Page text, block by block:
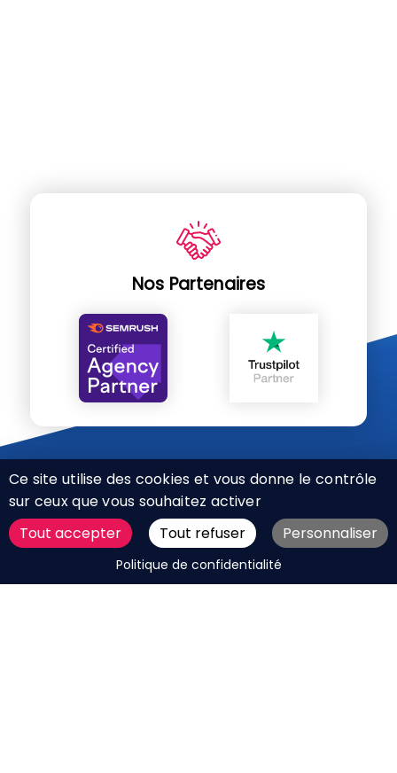
DEMANDER UN DEVIS
Nos Partenaires
CHARTE RÉSEAUX SOCIAUX
MENTIONS LÉGALES
Ce site utilise des cookies et vous donne le contrôle
sur ceux que vous souhaitez activer
Tout accepter
Tout refuser Personnaliser
Politique de confidentialité